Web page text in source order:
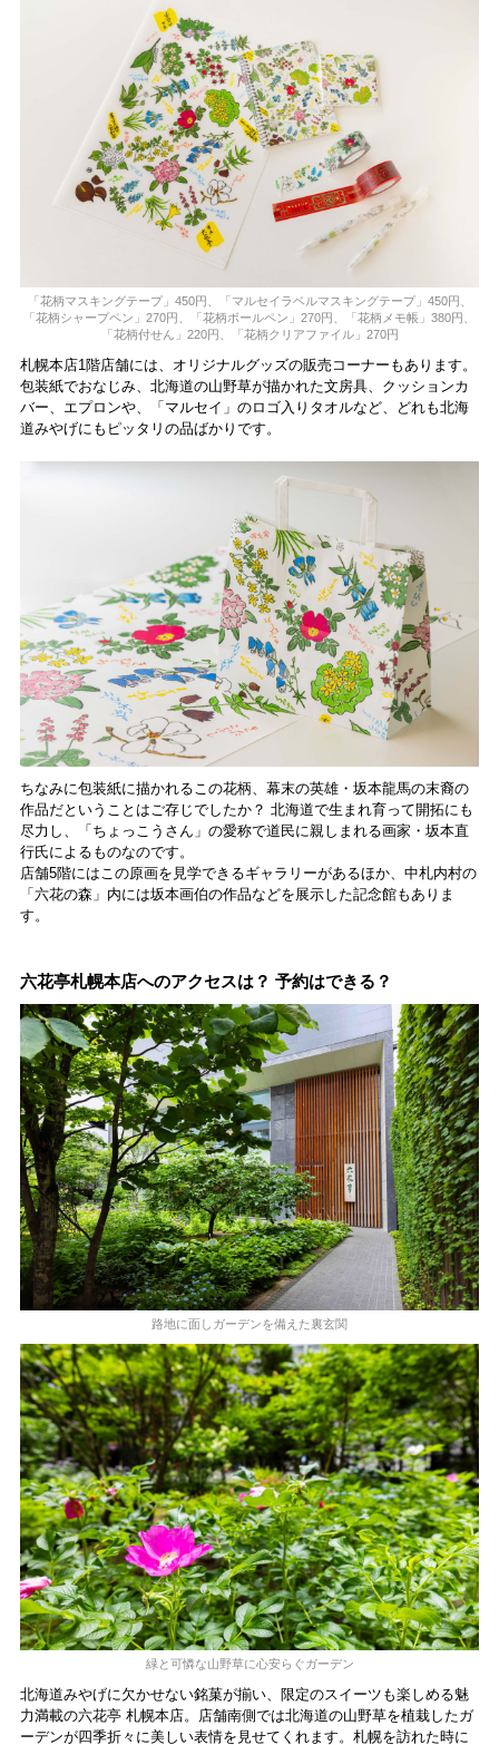
「花柄マスキングテープ」450円、「マルセイラベルマスキングテープ」450円、
「花柄シャープペン」270円、「花柄ボールペン」270円、「花柄メモ帳」380円、
「花柄付せん」220円、「花柄クリアファイル」270円
札幌本店1階店舗には、オリジナルグッズの販売コーナーもあります。
包装紙でおなじみ、北海道の山野草が描かれた文房具、クッションカ
バー、エプロンや、「マルセイ」のロゴ入りタオルなど、どれも北海
道みやげにもピッタリの品ばかりです。
ちなみに包装紙に描かれるこの花柄、幕末の英雄・坂本龍馬の末裔の
作品だということはご存じでしたか？ 北海道で生まれ育って開拓にも
尽力し、「ちょっこうさん」の愛称で道民に親しまれる画家・坂本直
行氏によるものなのです。
店舗5階にはこの原画を見学できるギャラリーがあるほか、中札内村の
「六花の森」内には坂本画伯の作品などを展示した記念館もありま
す。
六花亭札幌本店へのアクセスは？ 予約はできる？
路地に面しガーデンを備えた裏玄関
緑と可憐な山野草に心安らぐガーデン
北海道みやげに欠かせない銘菓が揃い、限定のスイーツも楽しめる魅
力満載の六花亭 札幌本店。店舗南側では北海道の山野草を植栽したガ
ーデンが四季折々に美しい表情を見せてくれます。札幌を訪れた時に